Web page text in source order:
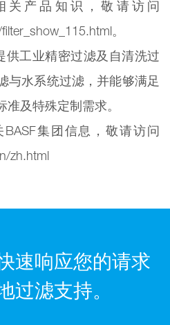
关产品知识，敬请访问
。
工业精密过滤及自清洗过
与水系统过滤，并能够满足
及特殊定制需求。
集团信息，敬请访问
zh.html
速响应您的请求
过滤支持。